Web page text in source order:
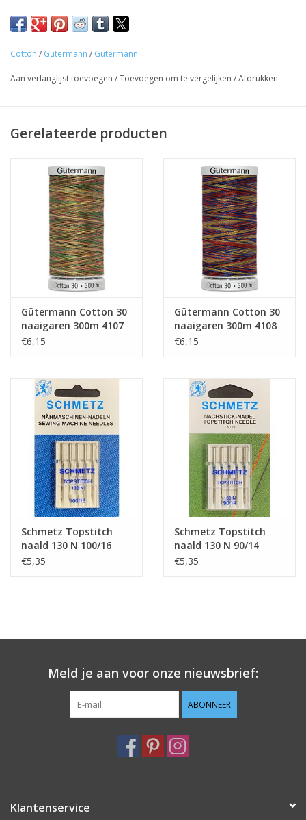
Gebruik het garen op de naaimachine in combinatie met
topstitch naalden in dikte 80 of 90.
Samenstelling: 100% katoen
Cotton / Gütermann / Gütermann
Aan verlanglijst toevoegen /Toevoegen om te vergelijken /Afdrukken
Gerelateerde producten
Gütermann Cotton 30
naaigaren 300m 4107
€6,15
Gütermann Cotton 30
naaigaren 300m 4108
€6,15
Schmetz Topstitch
naald 130 N 100/16
€5,35
Schmetz Topstitch
naald 130 N 90/14
€5,35
Meld je aan voor onze nieuwsbrief:
ABONNEER
Klantenservice